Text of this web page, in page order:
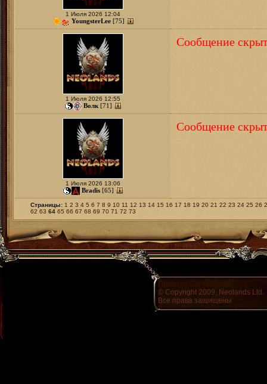
1 Июля 2026 12:04
YoungsterLee [75]
1 Июля 2026 12:55
Волк [71]
Сообщение
1 Июля 2026 13:06
Bradis [65]
Сообщение
Страницы: 1 2 3 4 5 6 7 8 9 10 11 12 13 14 15 16 17 18 19 20 21 22 23 24 25 26
62 63 64 65 66 67 68 69 70 71 72 73
© Copyright 2009, Neolands Ltd.
Все права защищены